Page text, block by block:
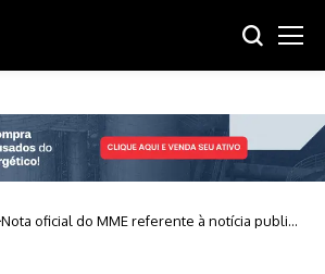
Nota oficial do MME referente à notícia publica
no jornal Folha de São Paulo sobre o aumento